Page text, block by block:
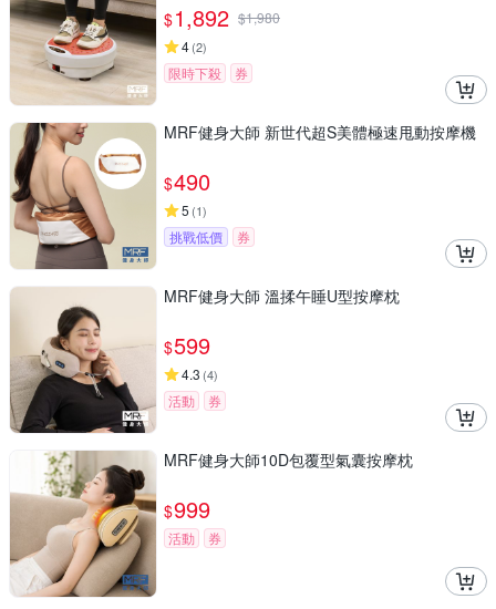
$1,892 $1,980
4(2)
限時下殺 券
MRF健身大師 新世代超S美體極速甩動按摩機
$490
5 (1)
挑戰低價 券
MRF健身大師 溫揉午睡U型按摩枕
$599
4.3 (4)
活動 券
MRF健身大師10D包覆型氣囊按摩枕
$999
活動 券